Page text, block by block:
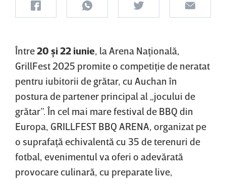
Între20 şi 22 iunie, la Arena Naţională,
GrillFest 2025 promite o competiţie de neratat
pentru iubitorii de grătar, cu Auchan în
postura de partener principal al „jocului de
grătar”. În cel mai mare festival de BBQ din
Europa, GRILLFEST BBQ ARENA, organizat pe
o suprafaţă echivalentă cu 35 de terenuri de
fotbal, evenimentul va oferi o adevărată
provocare culinară, cu preparate live,